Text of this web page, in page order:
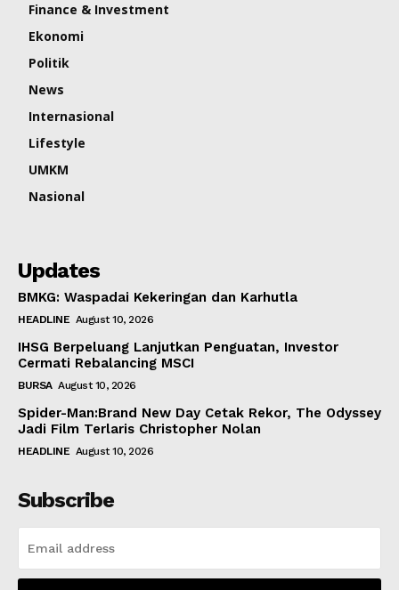
Finance & Investment
Ekonomi
Politik
News
Internasional
Lifestyle
UMKM
Nasional
Updates
BMKG: Waspadai Kekeringan dan Karhutla
HEADLINE August 10, 2026
IHSG Berpeluang Lanjutkan Penguatan, Investor
Cermati Rebalancing MSCI
BURSA August 10, 2026
Spider-Man:Brand New Day Cetak Rekor, The Odyssey
Jadi Film Terlaris Christopher Nolan
HEADLINE August 10, 2026
Subscribe